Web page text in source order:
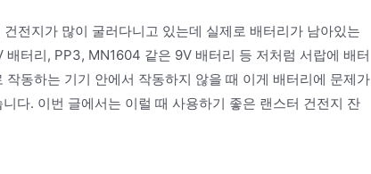
전지가 많이 굴러다니고 있는데 실제로 배터리가 남아있는
터리, PP3, MN1604 같은 9V 배터리 등 저처럼 서랍에 배터
동하는 기기 안에서 작동하지 않을 때 이게 배터리에 문제가
다. 이번 글에서는 이럴 때 사용하기 좋은 랜스터 건전지 잔